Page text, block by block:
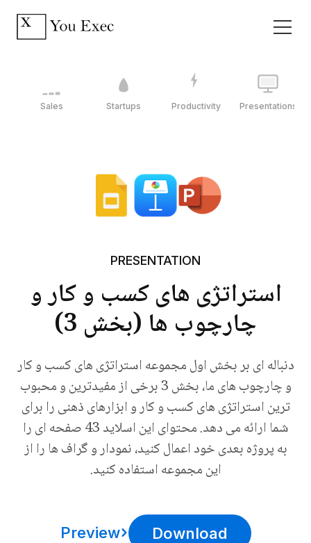
Sales Startups Productivity Presentations
PRESENTATION
استراتژی های کسب و کار و
چارچوب ها (بخش 3)
دنباله ای بر بخش اول مجموعه استراتژی های کسب و کار
و چارچوب های ما، بخش 3 برخی از مفیدترین و محبوب
ترین استراتژی های کسب و کار و ابزارهای ذهنی را برای
شما ارائه می دهد. محتوای این اسلاید 43 صفحه ای را
به پروژه بعدی خود اعمال کنید، نمودار و گراف ها را از
این مجموعه استفاده کنید.
Download
Preview